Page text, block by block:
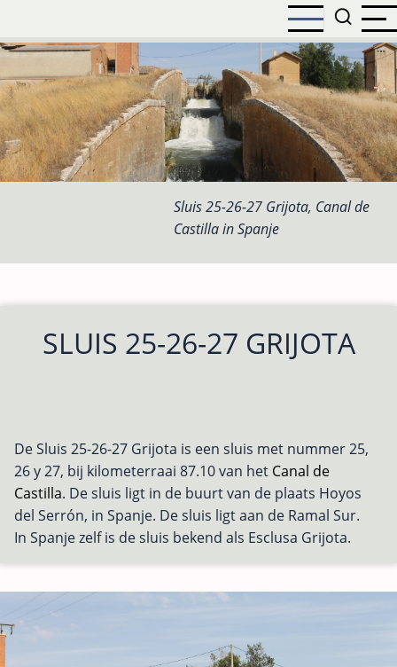
naar
de
inhoud
gaan
Sluis 25-26-27 Grijota, Canal de
Castilla in Spanje
SLUIS 25-26-27 GRIJOTA
De Sluis 25-26-27 Grijota is een sluis met nummer 25,
26 y 27, bij kilometerraai 87.10 van het Canal de
Castilla. De sluis ligt in de buurt van de plaats Hoyos
del Serrón, in Spanje. De sluis ligt aan de Ramal Sur.
In Spanje zelf is de sluis bekend als Esclusa Grijota.